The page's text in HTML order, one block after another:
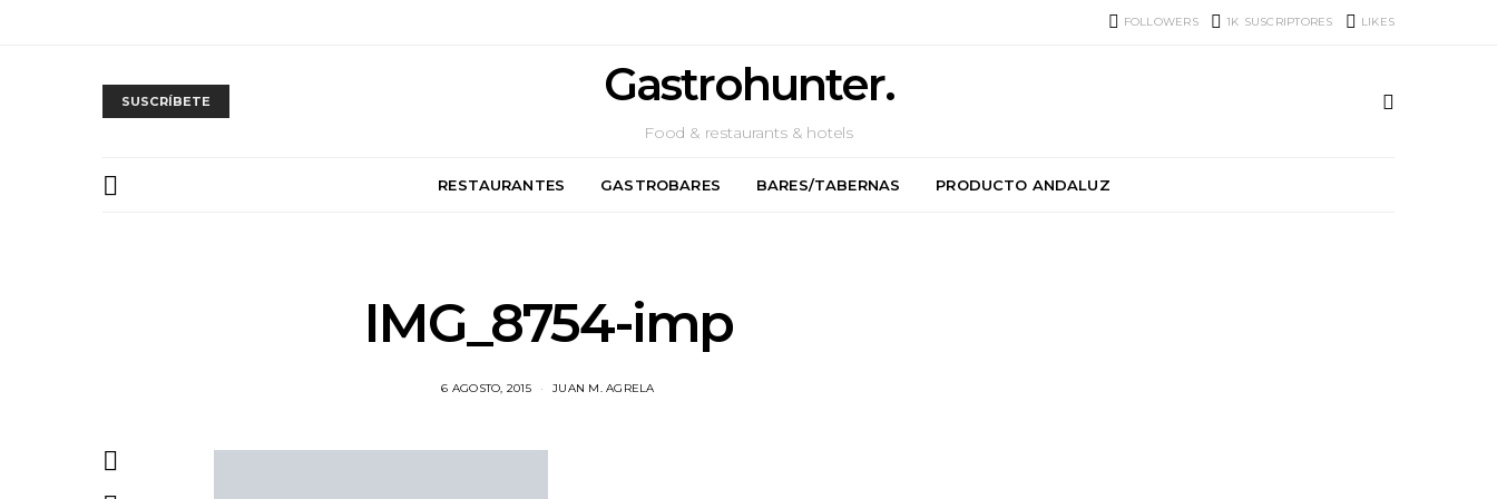
FOLLOWERS 1K SUSCRIPTORES LIKES
SUSCRÍBETE Gastrohunter.
Food & restaurants & hotels
RESTAURANTES GASTROBARES BARES/TABERNAS PRODUCTO ANDALUZ
IMG_8754-imp
6 AGOSTO, 2015 JUAN M. AGRELA